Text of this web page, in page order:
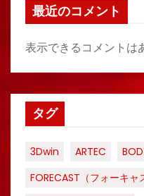
最近のコメント
表示できるコメントは
タグ
3Dwin ARTEC
FORECAST（フォーキャ